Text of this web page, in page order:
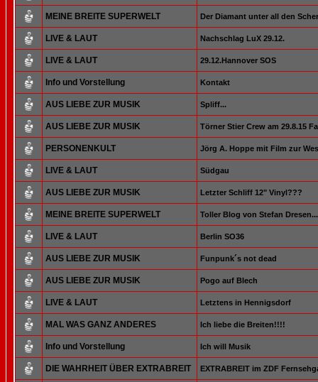
MEINE BREITE SUPERWELT Der Diamant unter all den
LIVE & LAUT Nachschlag LuX 29.12.
LIVE & LAUT 29.12.Hannover SOS
Info und Vorstellung Kontakt
AUS LIEBE ZUR MUSIK Spliff...
AUS LIEBE ZUR MUSIK Törner Stier Crew am 29.8.15
PERSONENKULT Jörg A. Hoppe mit Film zur
LIVE & LAUT Südgau
AUS LIEBE ZUR MUSIK Letzter Schliff 12" Vinyl???
MEINE BREITE SUPERWELT Toller Blog von Stefan
LIVE & LAUT Berlin SO36
AUS LIEBE ZUR MUSIK Funpunk´s not dead
AUS LIEBE ZUR MUSIK Pogo auf Blech
LIVE & LAUT Letztens in Hennigsdorf
MAL WAS GANZ ANDERES Ich liebe die Breiten!!!!
Info und Vorstellung Ich will Musik
DIE WAHRHEIT ÜBER EXTRABREIT EXTRABREIT im ZDF